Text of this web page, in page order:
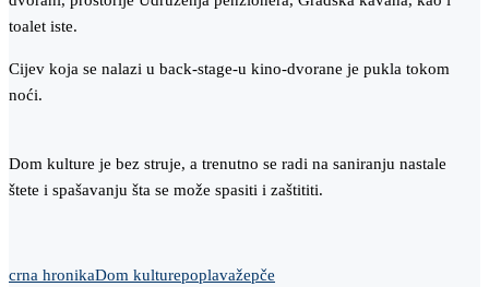
toalet iste.
Cijev koja se nalazi u back-stage-u kino-dvorane je pukla tokom
noći.
Dom kulture je bez struje, a trenutno se radi na saniranju nastale
štete i spašavanju šta se može spasiti i zaštititi.
crna hronikaDom kulturepoplavažepče